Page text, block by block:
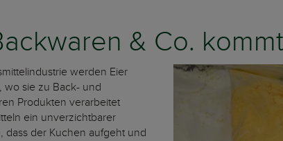
& Co. kommt
werden Eier
wo sie zu Back- und
Produkten verarbeitet
ein unverzichtbarer
dass der Kuchen aufgeht und